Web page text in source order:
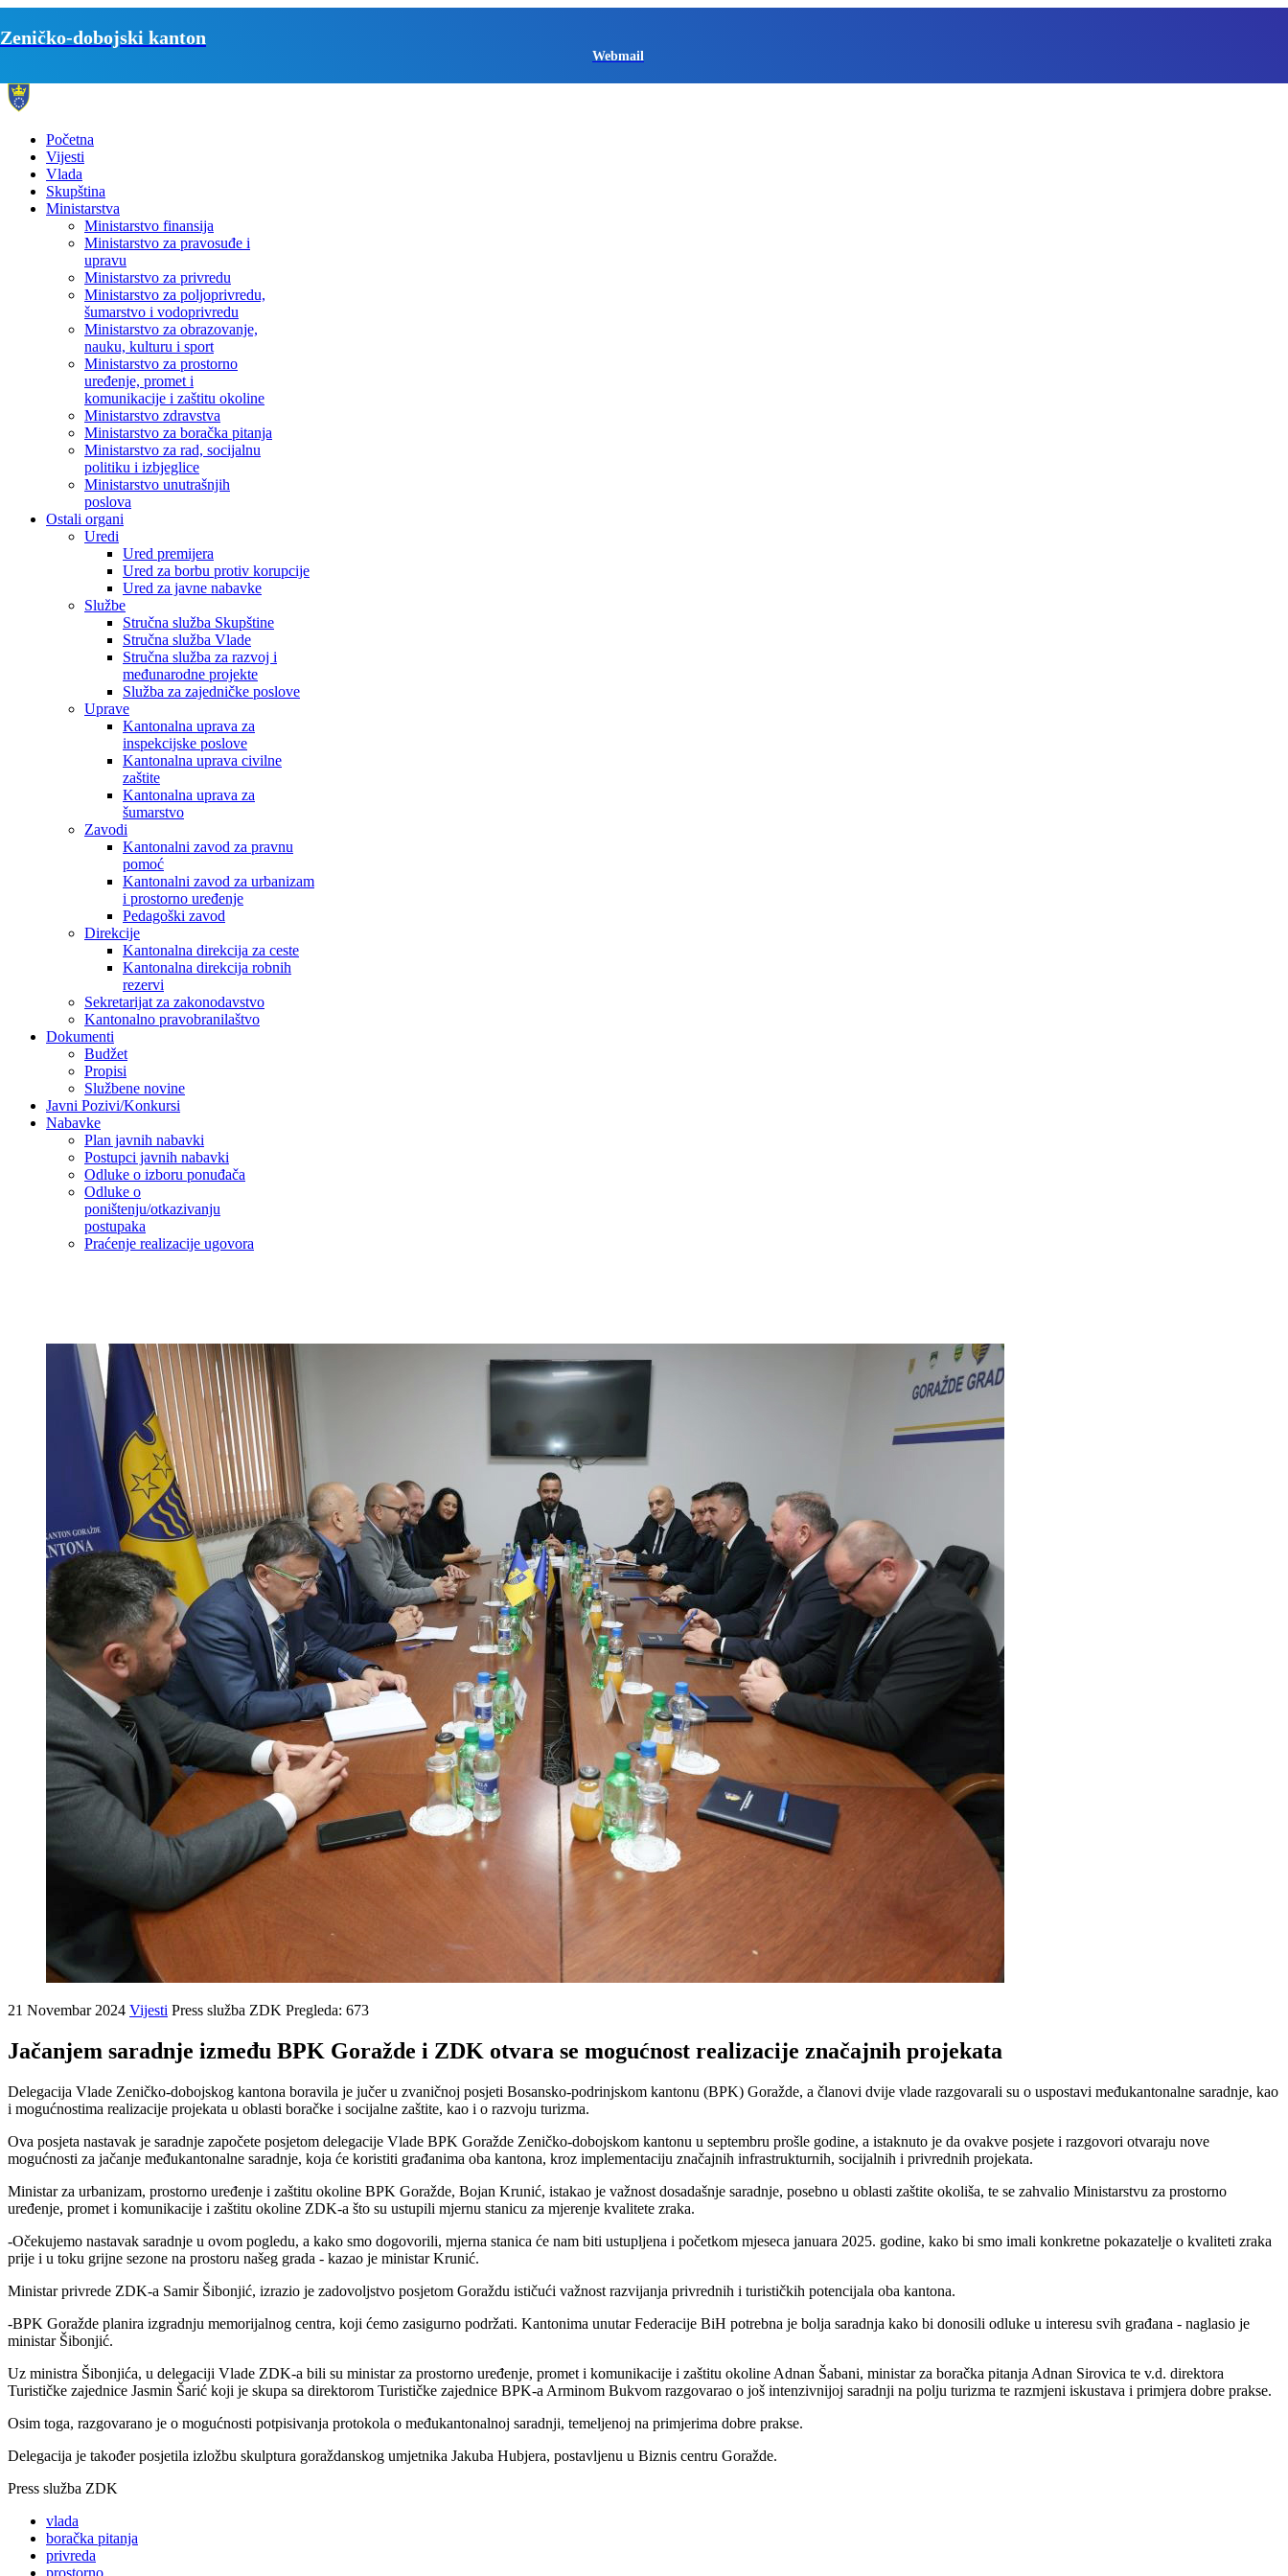
Zeničko-dobojski kanton
Webmail
Početna
Vijesti
Vlada
Skupština
Ministarstva
Ministarstvo finansija
Ministarstvo za pravosuđe i
upravu
Ministarstvo za privredu
Ministarstvo za poljoprivredu,
šumarstvo i vodoprivredu
Ministarstvo za obrazovanje,
nauku, kulturu i sport
Ministarstvo za prostorno
uređenje, promet i
komunikacije i zaštitu okoline
Ministarstvo zdravstva
Ministarstvo za boračka pitanja
Ministarstvo za rad, socijalnu
politiku i izbjeglice
Ministarstvo unutrašnjih
poslova
Ostali organi
Uredi
Ured premijera
Ured za borbu protiv korupcije
Ured za javne nabavke
Službe
Stručna služba Skupštine
Stručna služba Vlade
Stručna služba za razvoj i
međunarodne projekte
Služba za zajedničke poslove
Uprave
Kantonalna uprava za
inspekcijske poslove
Kantonalna uprava civilne
zaštite
Kantonalna uprava za
šumarstvo
Zavodi
Kantonalni zavod za pravnu
pomoć
Kantonalni zavod za urbanizam
i prostorno uređenje
Pedagoški zavod
Direkcije
Kantonalna direkcija za ceste
Kantonalna direkcija robnih
rezervi
Sekretarijat za zakonodavstvo
Kantonalno pravobranilaštvo
Dokumenti
Budžet
Propisi
Službene novine
Javni Pozivi/Konkursi
Nabavke
Plan javnih nabavki
Postupci javnih nabavki
Odluke o izboru ponuđača
Odluke o
poništenju/otkazivanju
postupaka
Praćenje realizacije ugovora
21 Novembar 2024 Vijesti Press služba ZDK Pregleda: 673
Jačanjem saradnje između BPK Goražde i ZDK otvara se mogućnost realizacije značajnih projekata
Delegacija Vlade Zeničko-dobojskog kantona boravila je jučer u zvaničnoj posjeti Bosansko-podrinjskom kantonu (BPK) Goražde, a članovi dvije vlade razgovarali su o uspostavi međukantonalne saradnje, kao
i mogućnostima realizacije projekata u oblasti boračke i socijalne zaštite, kao i o razvoju turizma.
Ova posjeta nastavak je saradnje započete posjetom delegacije Vlade BPK Goražde Zeničko-dobojskom kantonu u septembru prošle godine, a istaknuto je da ovakve posjete i razgovori otvaraju nove
mogućnosti za jačanje međukantonalne saradnje, koja će koristiti građanima oba kantona, kroz implementaciju značajnih infrastrukturnih, socijalnih i privrednih projekata.
Ministar za urbanizam, prostorno uređenje i zaštitu okoline BPK Goražde, Bojan Krunić, istakao je važnost dosadašnje saradnje, posebno u oblasti zaštite okoliša, te se zahvalio Ministarstvu za prostorno
uređenje, promet i komunikacije i zaštitu okoline ZDK-a što su ustupili mjernu stanicu za mjerenje kvalitete zraka.
-Očekujemo nastavak saradnje u ovom pogledu, a kako smo dogovorili, mjerna stanica će nam biti ustupljena i početkom mjeseca januara 2025. godine, kako bi smo imali konkretne pokazatelje o kvaliteti zraka
prije i u toku grijne sezone na prostoru našeg grada - kazao je ministar Krunić.
Ministar privrede ZDK-a Samir Šibonjić, izrazio je zadovoljstvo posjetom Goraždu ističući važnost razvijanja privrednih i turističkih potencijala oba kantona.
-BPK Goražde planira izgradnju memorijalnog centra, koji ćemo zasigurno podržati. Kantonima unutar Federacije BiH potrebna je bolja saradnja kako bi donosili odluke u interesu svih građana - naglasio je
ministar Šibonjić.
Uz ministra Šibonjića, u delegaciji Vlade ZDK-a bili su ministar za prostorno uređenje, promet i komunikacije i zaštitu okoline Adnan Šabani, ministar za boračka pitanja Adnan Sirovica te v.d. direktora
Turističke zajednice Jasmin Šarić koji je skupa sa direktorom Turističke zajednice BPK-a Arminom Bukvom razgovarao o još intenzivnijoj saradnji na polju turizma te razmjeni iskustava i primjera dobre prakse.
Osim toga, razgovarano je o mogućnosti potpisivanja protokola o međukantonalnoj saradnji, temeljenoj na primjerima dobre prakse.
Delegacija je također posjetila izložbu skulptura goraždanskog umjetnika Jakuba Hubjera, postavljenu u Biznis centru Goražde.
Press služba ZDK
vlada
boračka pitanja
privreda
prostorno